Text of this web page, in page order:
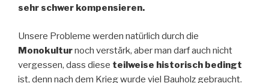
sehr schwer kompensieren.
Unsere Probleme werden natürlich durch die
Monokulturnoch verstärk, aber man darf auch nicht
vergessen, dass diese teilweise historisch bedingt
ist, denn nach dem Krieg wurde viel Bauholz gebraucht.